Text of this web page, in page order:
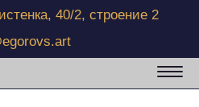
40/2, строение 2